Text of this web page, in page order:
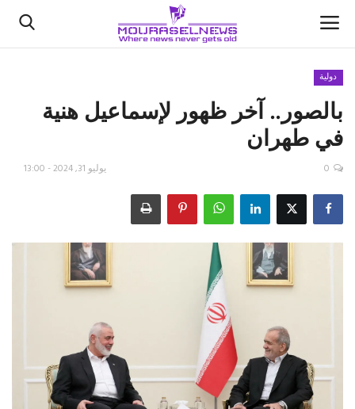
الأخبار
كتّابنا
اقتصاد
علوم وتكنولوجيا
دولية
بالصور.. آخر ظهور لإسماعيل هنية
في طهران
يوليو 31, 2024 - 13:00 0